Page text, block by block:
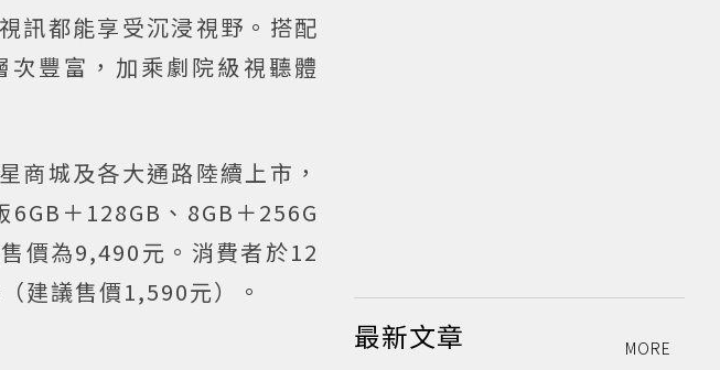
訊都能享受沉浸視野。搭配
豐富，加乘劇院級視聽體
城及各大通路陸續上市，
＋128GB、8GB＋256G
價為9,490元。消費者於12
建議售價1,590元）。
最新文章 MORE